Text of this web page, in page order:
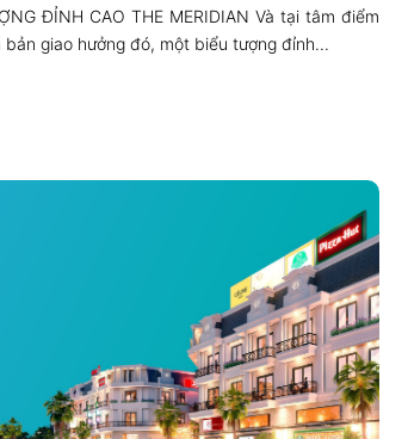
ĐỈNH CAO THE MERIDIAN Và tại tâm điểm
bản giao hưởng đó, một biểu tượng đỉnh...